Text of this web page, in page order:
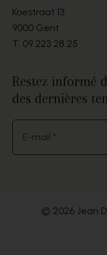
Koestraat 13
9000 Gent
T. 09 223 28 25
Restez informé
des dernières
E-mail *
© 2026 Jean
.